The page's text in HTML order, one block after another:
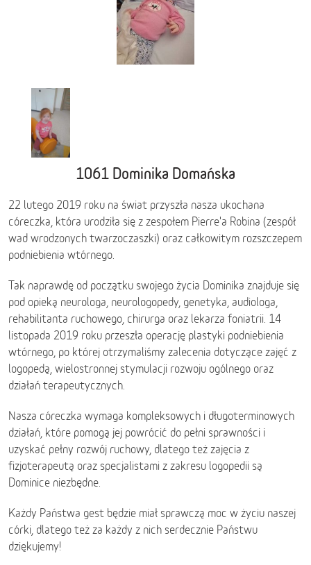
1061 Dominika Domańska
22 lutego 2019 roku na świat przyszła nasza ukochana
córeczka, która urodziła się z zespołem Pierre'a Robina (zespół
wad wrodzonych twarzoczaszki) oraz całkowitym rozszczepem
podniebienia wtórnego.
Tak naprawdę od początku swojego życia Dominika znajduje się
pod opieką neurologa, neurologopedy, genetyka, audiologa,
rehabilitanta ruchowego, chirurga oraz lekarza foniatrii. 14
listopada 2019 roku przeszła operację plastyki podniebienia
wtórnego, po której otrzymaliśmy zalecenia dotyczące zajęć z
logopedą, wielostronnej stymulacji rozwoju ogólnego oraz
działań terapeutycznych.
Nasza córeczka wymaga kompleksowych i długoterminowych
działań, które pomogą jej powrócić do pełni sprawności i
uzyskać pełny rozwój ruchowy, dlatego też zajęcia z
fizjoterapeutą oraz specjalistami z zakresu logopedii są
Dominice niezbędne.
Każdy Państwa gest będzie miał sprawczą moc w życiu naszej
córki, dlatego też za każdy z nich serdecznie Państwu
dziękujemy!